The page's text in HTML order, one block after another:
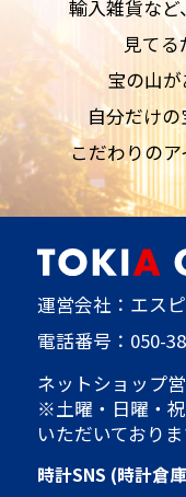
輸入雑貨など
見てる
宝の山が
自分だけの
こだわりの
運営会社：エス
電話番号： 050-
ネットショップ
※土曜・日曜・
いただいておりま
時計SNS (時計倉